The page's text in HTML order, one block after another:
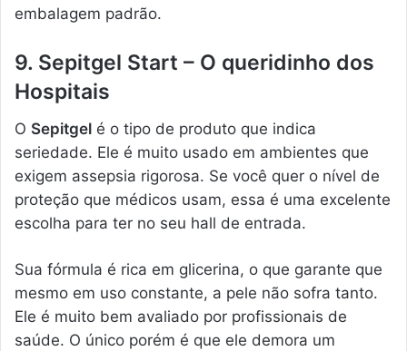
embalagem padrão.
9. Sepitgel Start – O queridinho dos
Hospitais
O Sepitgel é o tipo de produto que indica
seriedade. Ele é muito usado em ambientes que
exigem assepsia rigorosa. Se você quer o nível de
proteção que médicos usam, essa é uma excelente
escolha para ter no seu hall de entrada.
Sua fórmula é rica em glicerina, o que garante que
mesmo em uso constante, a pele não sofra tanto.
Ele é muito bem avaliado por profissionais de
saúde. O único porém é que ele demora um